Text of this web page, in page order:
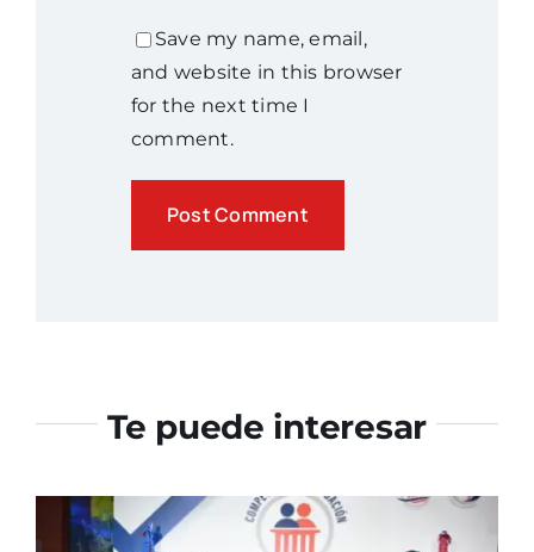
Save my name, email,
and website in this browser
for the next time I
comment.
Te puede interesar